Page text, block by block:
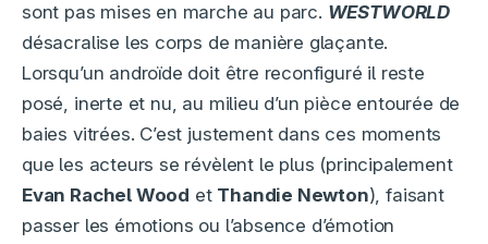
sont pas mises en marche au parc. WESTWORLD
désacralise les corps de manière glaçante.
Lorsqu’un androïde doit être reconfiguré il reste
posé, inerte et nu, au milieu d’un pièce entourée de
baies vitrées. C’est justement dans ces moments
que les acteurs se révèlent le plus (principalement
Evan Rachel Wood et Thandie Newton), faisant
passer les émotions ou l’absence d’émotion